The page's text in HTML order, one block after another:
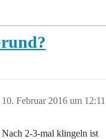
10. Februar 2016 um 12:11
2-3-mal klingeln ist